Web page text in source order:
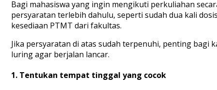
Bagi mahasiswa yang ingin mengikuti perkuliahan
persyaratan terlebih dahulu, seperti sudah dua kali
kesediaan PTMT dari fakultas.
Jika persyaratan di atas sudah terpenuhi, penting bagi
luring agar berjalan lancar.
1. Tentukan tempat tinggal yang cocok